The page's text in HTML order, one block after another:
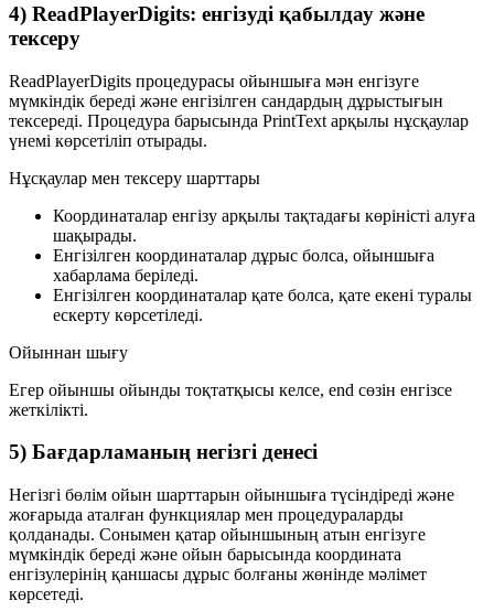
4) ReadPlayerDigits: енгізуді қабылдау және
тексеру
ReadPlayerDigits процедурасы ойыншыға мән енгізуге
мүмкіндік береді және енгізілген сандардың дұрыстығын
тексереді. Процедура барысында PrintText арқылы нұсқаулар
үнемі көрсетіліп отырады.
Нұсқаулар мен тексеру шарттары
Координаталар енгізу арқылы тақтадағы көріністі алуға
шақырады.
Енгізілген координаталар дұрыс болса, ойыншыға
хабарлама беріледі.
Енгізілген координаталар қате болса, қате екені туралы
ескерту көрсетіледі.
Ойыннан шығу
Егер ойыншы ойынды тоқтатқысы келсе, end сөзін енгізсе
жеткілікті.
5) Бағдарламаның негізгі денесі
Негізгі бөлім ойын шарттарын ойыншыға түсіндіреді және
жоғарыда аталған функциялар мен процедураларды
қолданады. Сонымен қатар ойыншының атын енгізуге
мүмкіндік береді және ойын барысында координата
енгізулерінің қаншасы дұрыс болғаны жөнінде мәлімет
көрсетеді.